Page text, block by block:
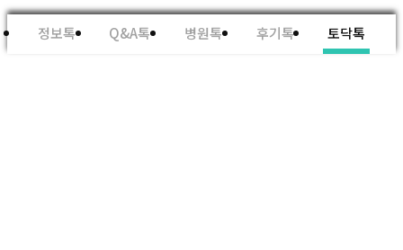
정보톡 Q&A톡 병원톡 후기톡 토닥톡